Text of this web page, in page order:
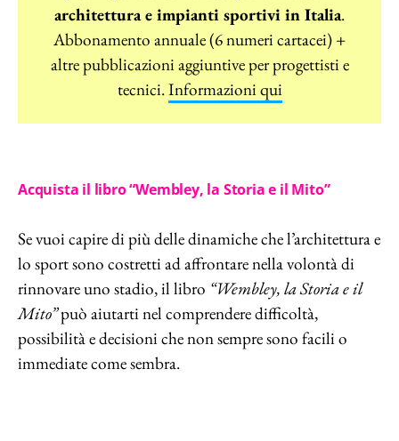
architettura e impianti sportivi in Italia.
Abbonamento annuale (6 numeri cartacei) +
altre pubblicazioni aggiuntive per progettisti e
tecnici.Informazioni qui
Acquista il libro “Wembley, la Storia e il Mito”
Se vuoi capire di più delle dinamiche che l’architettura e
lo sport sono costretti ad affrontare nella volontà di
rinnovare uno stadio, il libro “Wembley, la Storia e il
Mito”può aiutarti nel comprendere difficoltà,
possibilità e decisioni che non sempre sono facili o
immediate come sembra.